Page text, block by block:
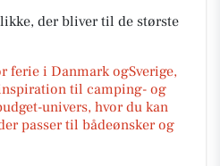
der bliver til de største
ferie i Danmark ogSverige,
til camping- og
univers, hvor du kan
passer til bådeønsker og